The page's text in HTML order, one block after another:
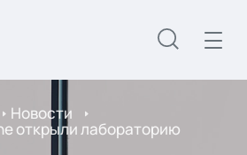
Новости
открыли лабораторию